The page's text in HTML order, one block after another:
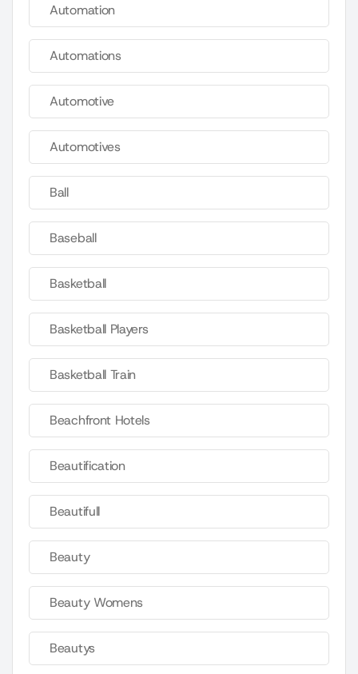
Automation
Automations
Automotive
Automotives
Ball
Baseball
Basketball
Basketball Players
Basketball Train
Beachfront Hotels
Beautification
Beautifull
Beauty
Beauty Womens
Beautys